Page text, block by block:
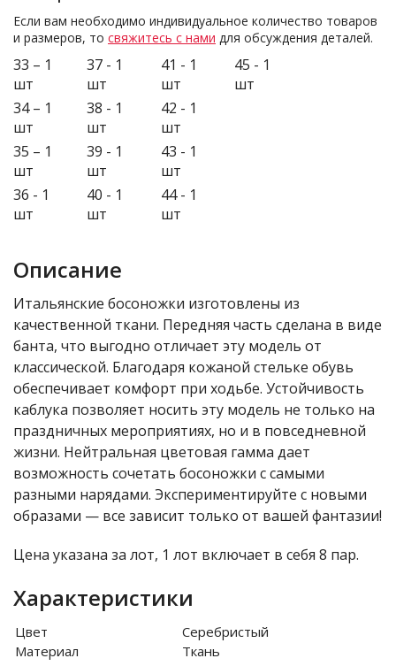
Если вам необходимо индивидуальное количество товаров
и размеров, то свяжитесь с нами для обсуждения деталей.
33 – 1
шт
34 – 1
шт
35 – 1
шт
36 - 1
шт
37 - 1
шт
38 - 1
шт
39 - 1
шт
40 - 1
шт
41 - 1
шт
42 - 1
шт
43 - 1
шт
44 - 1
шт
45 - 1
шт
Описание
Итальянские босоножки изготовлены из
качественной ткани. Передняя часть сделана в виде
банта, что выгодно отличает эту модель от
классической. Благодаря кожаной стельке обувь
обеспечивает комфорт при ходьбе. Устойчивость
каблука позволяет носить эту модель не только на
праздничных мероприятиях, но и в повседневной
жизни. Нейтральная цветовая гамма дает
возможность сочетать босоножки с самыми
разными нарядами. Экспериментируйте с новыми
образами — все зависит только от вашей фантазии!
Цена указана за лот, 1 лот включает в себя 8 пар.
Характеристики
Цвет
Серебристый
Материал
Ткань